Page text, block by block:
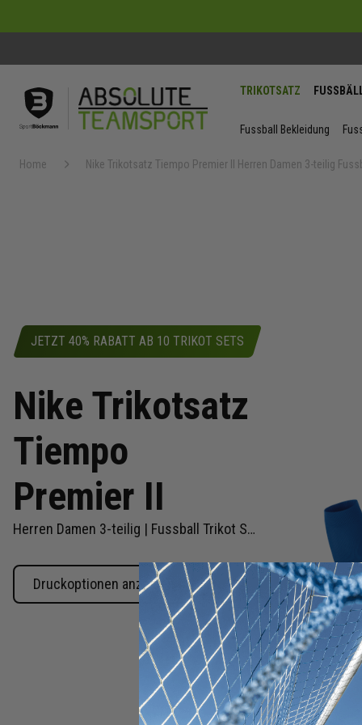
TRIKOTSATZ
Fussball Bekleidung
Home Nike Trikotsatz Tiempo Premier II Herren Damen 3-teilig
JETZT 40% RABATT AB 10 TRIKOT SETS
Nike Trikotsatz
Tiempo
Premier II
Herren Damen 3-teilig | Fussball Trikot Short Fussballsocken | Fussball Trikot Set
Druckoptionen anzeigen
Zum
Anfang
der